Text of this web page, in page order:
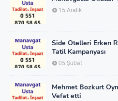
15 Aralık
Side Otelleri Erken
Tatil Kampanyası
05 Şubat
Mehmet Bozkurt
Vefat etti